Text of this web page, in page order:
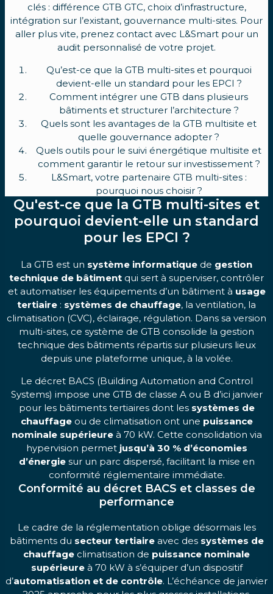
clés : différence GTB GTC, choix d’infrastructure,
intégration sur l’existant, gouvernance multi-sites. Pour
aller plus vite, prenez contact avec L&Smart pour un
audit personnalisé de votre projet.
Qu’est-ce que la GTB multi-sites et pourquoi
devient-elle un standard pour les EPCI ?
Comment intégrer une GTB dans plusieurs
bâtiments et structurer l’architecture ?
Quels sont les avantages de la GTB multisite et
quelle gouvernance adopter ?
Quels outils pour le suivi énergétique multisite et
comment garantir le retour sur investissement ?
L&Smart, votre partenaire GTB multi-sites :
pourquoi nous choisir ?
Qu'est-ce que la GTB multi-sites et
pourquoi devient-elle un standard
pour les EPCI ?
La GTB est un système informatique de gestion
technique de bâtiment qui sert à superviser, contrôler
et automatiser les équipements d’un bâtiment à usage
tertiaire : systèmes de chauffage, la ventilation, la
climatisation (CVC), éclairage, régulation. Dans sa version
multi-sites, ce système de GTB consolide la gestion
technique des bâtiments répartis sur plusieurs lieux
depuis une plateforme unique, à la volée.
Le décret BACS (Building Automation and Control
Systems) impose une GTB de classe A ou B d’ici janvier
pour les bâtiments tertiaires dont les systèmes de
chauffageou de climatisation ont une puissance
nominale supérieureà 70 kW. Cette consolidation via
hypervision permet jusqu’à 30 % d’économies
d’énergiesur un parc dispersé, facilitant la mise en
conformité réglementaire immédiate.
Conformité au décret BACS et classes de
performance
Le cadre de la réglementation oblige désormais les
bâtiments du secteur tertiaireavec des systèmes de
chauffage climatisation de puissance nominale
supérieureà 70 kW à s’équiper d’un dispositif
d’automatisation et de contrôle. L’échéance de janvier